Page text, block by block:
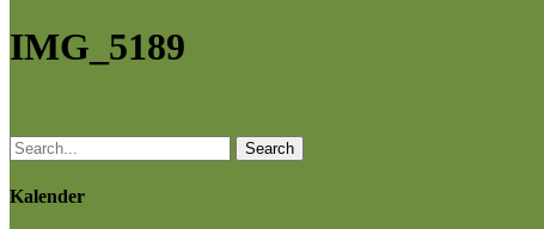
IMG_5189
Search
Kalender